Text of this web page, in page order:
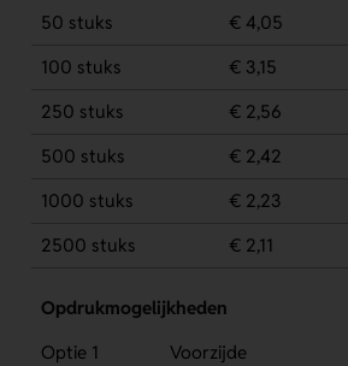
50 stuks € 4,05
100 stuks
€ 3,15
250 stuks
€ 2,56
500 stuks
€ 2,42
1000 stuks
€ 2,23
2500 stuks
€ 2,11
Opdrukmogelijkheden
Optie 1
Voorzijde